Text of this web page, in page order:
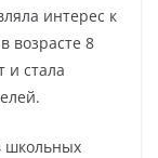
интерес к
возрасте 8
и стала
школьных